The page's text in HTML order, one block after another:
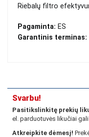
Riebalų filtro
Pagaminta: ES
Garantinis terminas:
Svarbu!
Pasitikslinkitę prekių
el. parduotuvės likučiai
Atkreipkite dėmesį!